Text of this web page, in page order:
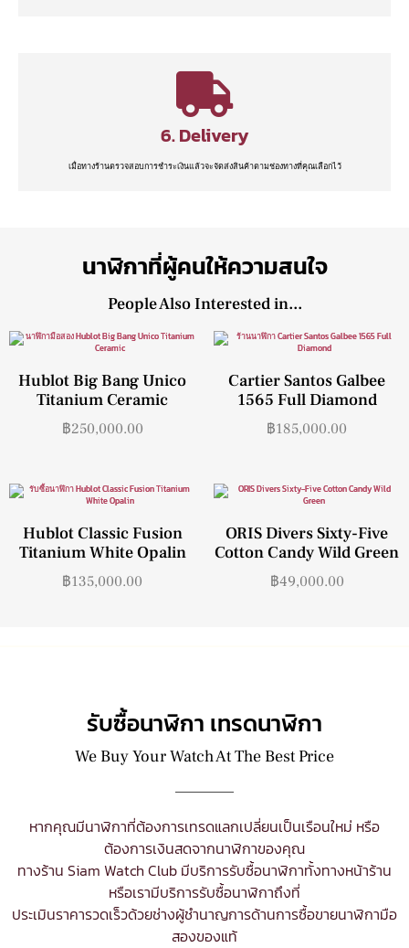
6. Delivery
เมื่อทางร้านตรวจสอบการชำระเงินแล้วจะจัดส่งสินค้าตามช่องทางที่คุณเลือกไว้
นาฬิกาที่ผู้คนให้ความสนใจ
People Also Interested in...
Hublot Big Bang Unico
Titanium Ceramic
฿250,000.00
Cartier Santos Galbee
1565 Full Diamond
฿185,000.00
Hublot Classic Fusion
Titanium White Opalin
฿135,000.00
ORIS Divers Sixty-Five
Cotton Candy Wild Green
฿49,000.00
รับซื้อนาฬิกา เทรดนาฬิกา
We Buy Your Watch At The Best Price
หากคุณมีนาฬิกาที่ต้องการเทรดแลกเปลี่ยนเป็นเรือนใหม่ หรือ
ต้องการเงินสดจากนาฬิกาของคุณ
ทางร้าน Siam Watch Club มีบริการรับซื้อนาฬิกาทั้งทางหน้าร้าน
หรือเรามีบริการรับซื้อนาฬิกาถึงที่
ประเมินราคารวดเร็วด้วยช่างผู้ชำนาญการด้านการซื้อขายนาฬิกามือ
สองของแท้